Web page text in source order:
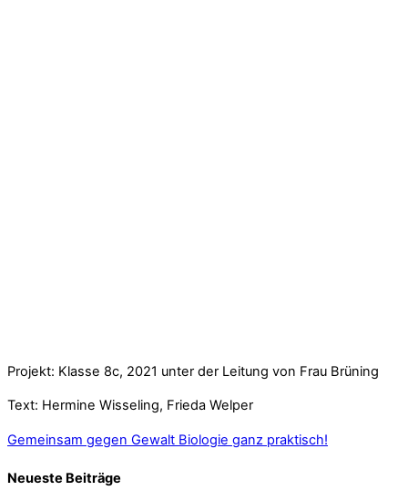
Projekt: Klasse 8c, 2021 unter der Leitung von Frau Brüning
Text: Hermine Wisseling, Frieda Welper
Gemeinsam gegen Gewalt Biologie ganz praktisch!
Neueste Beiträge